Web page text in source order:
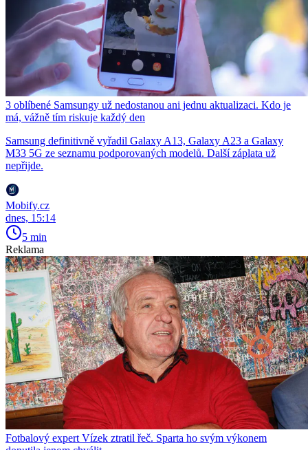
3 oblíbené Samsungy už nedostanou ani jednu aktualizaci. Kdo je
má, vážně tím riskuje každý den
Samsung definitivně vyřadil Galaxy A13, Galaxy A23 a Galaxy
M33 5G ze seznamu podporovaných modelů. Další záplata už
nepřijde.
Mobify.cz
dnes, 15:14
5 min
Reklama
Fotbalový expert Vízek ztratil řeč. Sparta ho svým výkonem